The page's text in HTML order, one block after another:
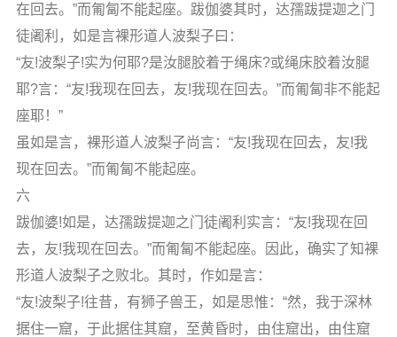
在回去。”而匍匐不能起座。跋伽婆其时，达孺跋提迦之门
徒阇利，如是言裸形道人波梨子曰：
“友!波梨子!实为何耶?是汝腿胶着于绳床?或绳床胶着汝腿
耶?言：“友!我现在回去，友!我现在回去。”而匍匐非不能起
座耶！”
虽如是言，裸形道人波梨子尚言：“友!我现在回去，友!我
现在回去。”而匍匐不能起座。
六
跋伽婆!如是，达孺跋提迦之门徒阇利实言：“友!我现在回
去，友!我现在回去。”而匍匐不能起座。因此，确实了知裸
形道人波梨子之败北。其时，作如是言：
“友!波梨子!往昔，有狮子兽王，如是思惟：“然，我于深林
据住一窟，于此据住其窟，至黄昏时，由住窟出，由住窟